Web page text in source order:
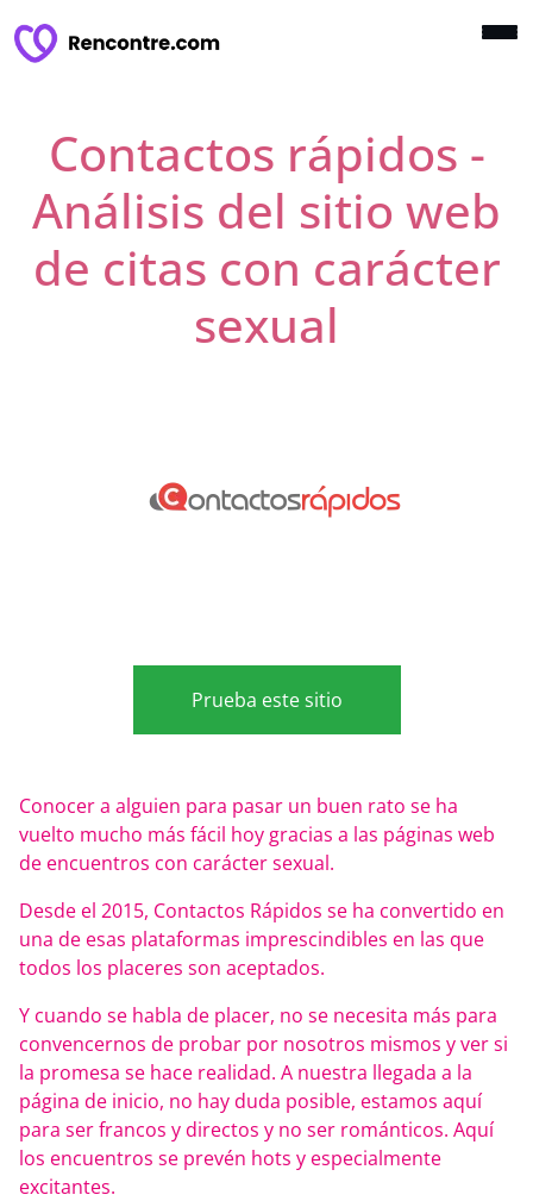
Contactos rápidos -
Análisis del sitio web
de citas con carácter
sexual
Prueba este sitio
Conocer a alguien para pasar un buen rato se ha
vuelto mucho más fácil hoy gracias a las páginas web
de encuentros con carácter sexual.
Desde el 2015, Contactos Rápidos se ha convertido en
una de esas plataformas imprescindibles en las que
todos los placeres son aceptados.
Y cuando se habla de placer, no se necesita más para
convencernos de probar por nosotros mismos y ver si
la promesa se hace realidad. A nuestra llegada a la
página de inicio, no hay duda posible, estamos aquí
para ser francos y directos y no ser románticos. Aquí
los encuentros se prevén hots y especialmente
excitantes.